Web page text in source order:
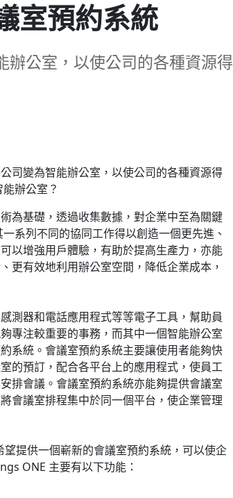
室預約系統
辦公室，以使公司的各種資源得
司變為智能辦公室，以使公司的各種資源得
辦公室？
為基礎，透過收集數據，對企業中至為關鍵
系列不同的協同工作得以創造一個更先進、
以增強用戶體驗，有助於提高生產力，亦能
更有效地利用辦公室空間，降低企業成本，
測器和電話應用程式等等電子工具，幫助員
專注較重要的事務，而其中一個智能辦公室
系統。會議室預約系統主要讓使用者能夠快
的預訂，配合各平台上的應用程式，使員工
排會議。會議室預約系統亦能夠提供會議室
會議室排程集中於同一個平台，使企業管理
望提供一個嶄新的會議室預約系統，可以使企
ONE 主要有以下功能：